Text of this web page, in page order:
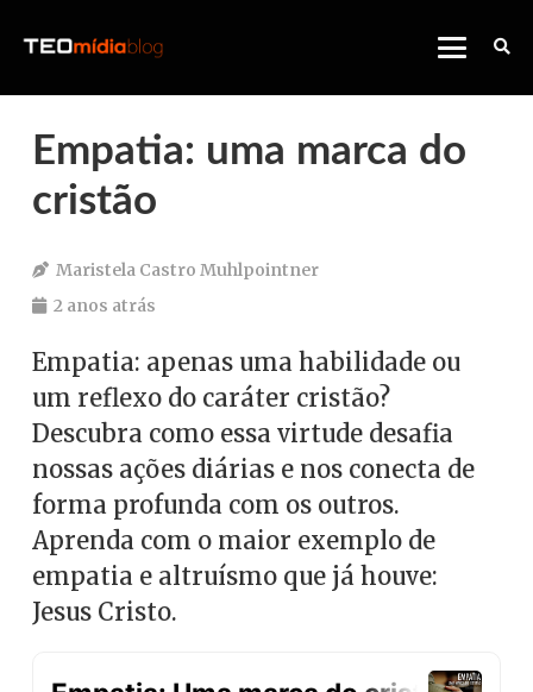
Empatia: uma marca do
cristão
Maristela Castro Muhlpointner
2 anos atrás
Empatia: apenas uma habilidade ou
um reflexo do caráter cristão?
Descubra como essa virtude desafia
nossas ações diárias e nos conecta de
forma profunda com os outros.
Aprenda com o maior exemplo de
empatia e altruísmo que já houve:
Jesus Cristo.